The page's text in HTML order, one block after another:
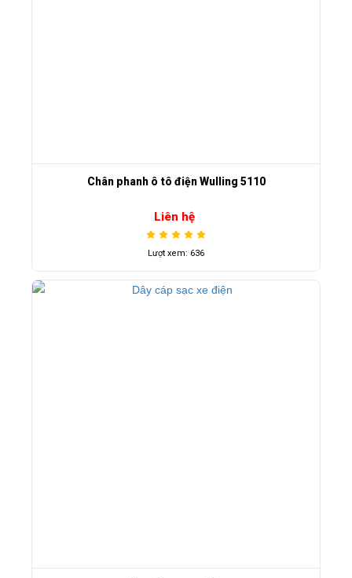
Chân phanh ô tô điện Wulling 5110
Liên hệ
Lượt xem: 636